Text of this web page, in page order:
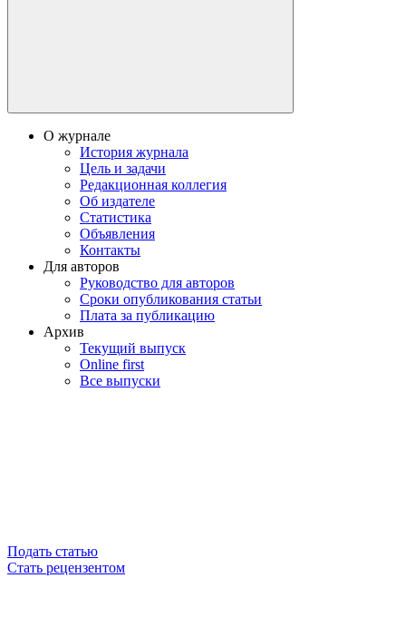
О журнале
История журнала
Цель и задачи
Редакционная коллегия
Об издателе
Статистика
Объявления
Контакты
Для авторов
Руководство для авторов
Сроки опубликования статьи
Плата за публикацию
Архив
Текущий выпуск
Online first
Все выпуски
Подать статью
Стать рецензентом